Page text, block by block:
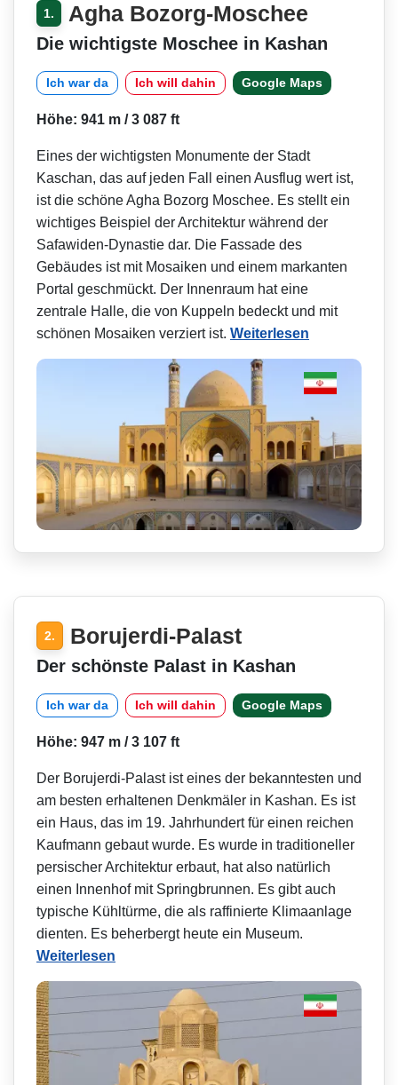
1. Agha Bozorg-Moschee
Die wichtigste Moschee in Kashan
Ich war da Ich will dahin Google Maps
Höhe: 941 m / 3 087 ft
Eines der wichtigsten Monumente der Stadt
Kaschan, das auf jeden Fall einen Ausflug wert ist,
ist die schöne Agha Bozorg Moschee. Es stellt ein
wichtiges Beispiel der Architektur während der
Safawiden-Dynastie dar. Die Fassade des
Gebäudes ist mit Mosaiken und einem markanten
Portal geschmückt. Der Innenraum hat eine
zentrale Halle, die von Kuppeln bedeckt und mit
schönen Mosaiken verziert ist. Weiterlesen
2. Borujerdi-Palast
Der schönste Palast in Kashan
Ich war da Ich will dahin Google Maps
Höhe: 947 m / 3 107 ft
Der Borujerdi-Palast ist eines der bekanntesten und
am besten erhaltenen Denkmäler in Kashan. Es ist
ein Haus, das im 19. Jahrhundert für einen reichen
Kaufmann gebaut wurde. Es wurde in traditioneller
persischer Architektur erbaut, hat also natürlich
einen Innenhof mit Springbrunnen. Es gibt auch
typische Kühltürme, die als raffinierte Klimaanlage
dienten. Es beherbergt heute ein Museum.
Weiterlesen